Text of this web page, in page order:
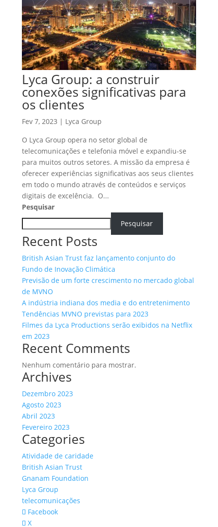
Lyca Group: a construir
conexões significativas para
os clientes
Fev 7, 2023 | Lyca Group
O Lyca Group opera no setor global de
telecomunicações e telefonia móvel e expandiu-se
para muitos outros setores. A missão da empresa é
oferecer experiências significativas aos seus clientes
em todo o mundo através de conteúdos e serviços
digitais de excelência. O...
Pesquisar
Pesquisar
Recent Posts
British Asian Trust faz lançamento conjunto do
Fundo de Inovação Climática
Previsão de um forte crescimento no mercado global
de MVNO
A indústria indiana dos media e do entretenimento
Tendências MVNO previstas para 2023
Filmes da Lyca Productions serão exibidos na Netflix
em 2023
Recent Comments
Nenhum comentário para mostrar.
Archives
Dezembro 2023
Agosto 2023
Abril 2023
Fevereiro 2023
Categories
Atividade de caridade
British Asian Trust
Gnanam Foundation
Lyca Group
telecomunicações
Facebook
X